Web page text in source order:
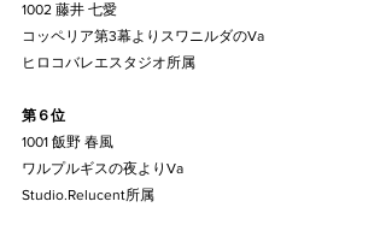
1002 藤井 七愛
コッペリア第3幕よりスワニルダのVa
ヒロコバレエスタジオ所属
第６位
1001 飯野 春風
ワルプルギスの夜よりVa
Studio.Relucent所属